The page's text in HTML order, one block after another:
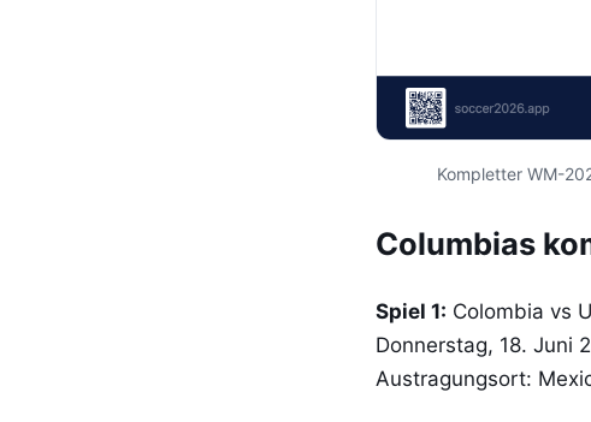
Kompletter WM-
Columbias
Spiel 1: Colombia vs
Donnerstag, 18. Juni
Austragungsort: